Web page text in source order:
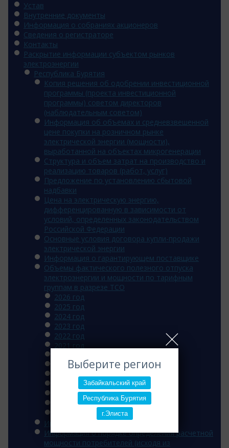
Выберите регион
Забайкальский край
Республика Бурятия
г.Элиста
Устав
Внутренние документы
Информация о собраниях акционеров
Сведения о регистраторе
Контакты
Раскрытие информации субъектом рынков
электроэнергии
Республика Бурятия
Копия решения об одобрении инвестиционной
программы (проекта инвестиционной
программы) советом директоров
(наблюдательным советом)
Информация об объемах и средневзвешенной
цене покупки на розничном рынке
электрической энергии (мощности),
выработанной на объектах микрогенерации
Структура и объем затрат на производство и
реализацию товаров (работ, услуг)
Предложение по установлению сбытовой
надбавки
Цена на электрическую энергию,
дифференцированную в зависимости от
условий, определенных законодательством
Российской Федерации
Основные условия договора купли-продажи
электрической энергии
Информация о гарантирующем поставщике
Объемы фактического полезного отпуска
электроэнергии и мощности по тарифным
группам в разрезе ТСО
2026 год
2025 год
2024 год
2023 год
2022 год
2021 год
2019 год
2018 год
2017 год
2016 год
2015 год
Инвестиционная программа
Информация о порядке определения расчетной
мощности потребителей (исходя из